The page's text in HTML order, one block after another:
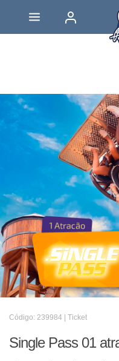
Código: 239984 | Ticket
Single Pass 01